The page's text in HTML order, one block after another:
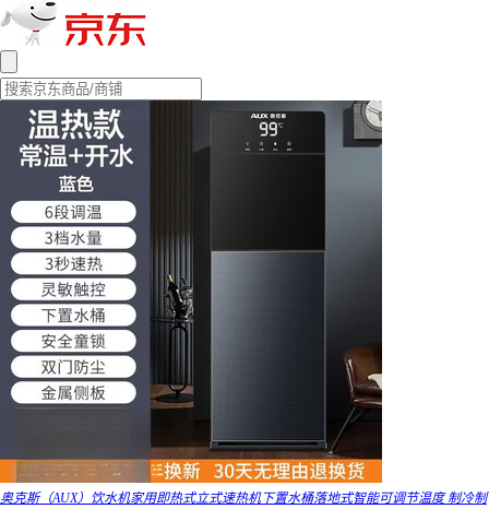
奥克斯（AUX）饮水机家用即热式立式速热机下置水桶落地式智能可调节温度 制冷制